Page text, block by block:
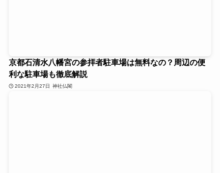
京都石清水八幡宮の参拝者駐車場は無料なの？周辺の便
利な駐車場も徹底解説
2021年2月27日 神社仏閣